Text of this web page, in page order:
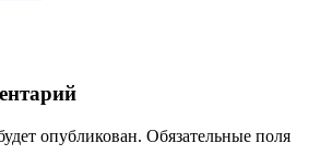
опубликован. Обязательные поля